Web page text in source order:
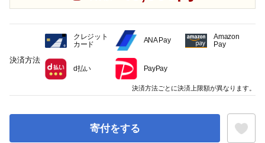
寄付をする
決済方法
クレジット
カード
ANA Pay
Amazon
Pay
d払い PayPay
決済方法ごとに決済上限額が異なります。